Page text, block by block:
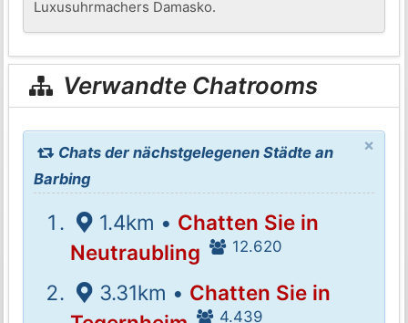
Luxusuhrmachers Damasko.
Verwandte Chatrooms
×
Chats der nächstgelegenen Städte an
Barbing
1.4km • Chatten Sie in
Neutraubling
12.620
3.31km • Chatten Sie in
4.439